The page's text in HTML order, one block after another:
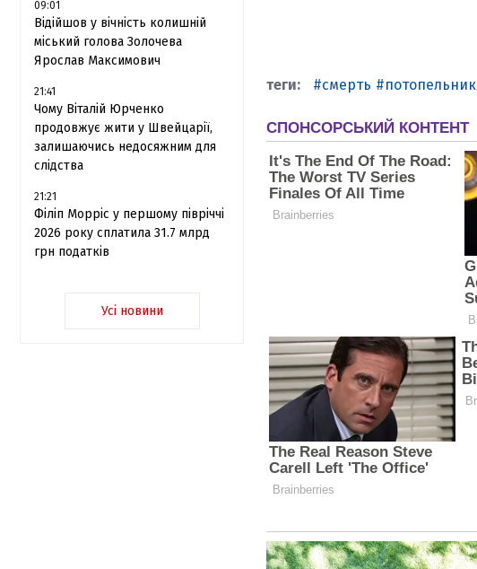
09:01
Відійшов у вічність колишній
міський голова Золочева
Ярослав Максимович
21:41
Чому Віталій Юрченко
продовжує жити у Швейцарії,
залишаючись недосяжним для
слідства
21:21
Філіп Морріс у першому півріччі
2026 року сплатила 31.7 млрд
грн податків
Усі новини
смерть потопельник